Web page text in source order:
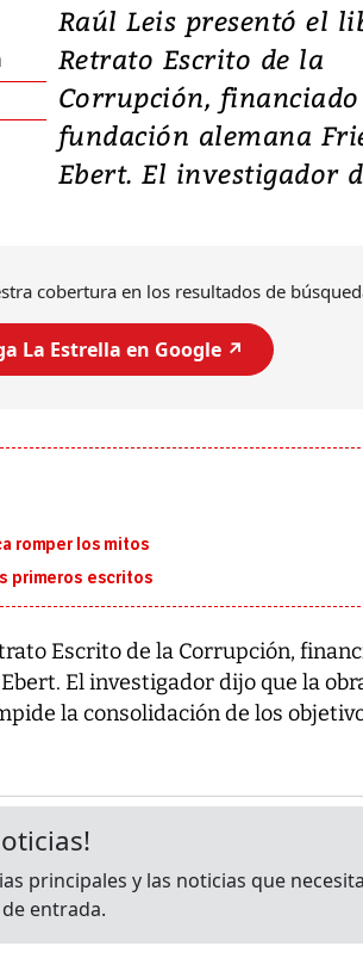
Raúl Leis presentó el
Retrato Escrito de la
Corrupción,
fundación alemana
Ebert. El investigador
cobertura en los resultados de
La Estrella en Google ↗️
romper los mitos
primeros escritos
Escrito de la Corrupción,
El investigador dijo que la
la consolidación de los
Video, Japón:
deja heridos y
daños en
al sur de Japón,